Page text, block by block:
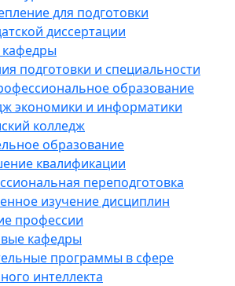
для подготовки
диссертации
подготовки и специальности
образование
экономики и информатики
колледж
образование
квалификации
переподготовка
изучение дисциплин
профессии
кафедры
программы в сфере
интеллекта